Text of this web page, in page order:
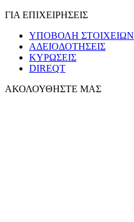
ΓΙΑ ΕΠΙΧΕΙΡΗΣΕΙΣ
ΥΠΟΒΟΛΗ ΣΤΟΙΧΕΙΩΝ
ΑΔΕΙΟΔΟΤΗΣΕΙΣ
ΚΥΡΩΣΕΙΣ
DIREQT
ΑΚΟΛΟΥΘΗΣΤΕ ΜΑΣ